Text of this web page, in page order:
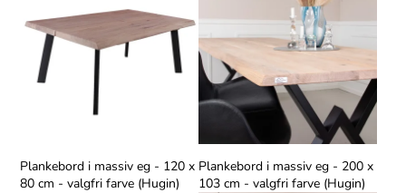
Plankebord i massiv eg - 120 x
80 cm - valgfri farve (Hugin)
Plankebord i massiv eg - 200 x
103 cm - valgfri farve (Hugin)